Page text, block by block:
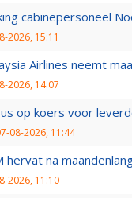
cabinepersoneel
2026, 15:11
Airlines neemt
2026, 14:07
op koers voor
08-2026, 11:44
hervat na
2026, 11:10